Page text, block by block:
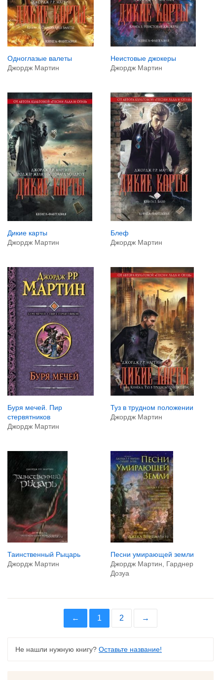
Одноглазые валеты
Джордж Мартин
Неистовые джокеры
Джордж Мартин
Дикие карты
Джордж Мартин
Блеф
Джордж Мартин
Буря мечей. Пир
стервятников
Джордж Мартин
Туз в трудном положении
Джордж Мартин
Таинственный Рыцарь
Джордж Мартин
Песни умирающей земли
Джордж Мартин, Гарднер
Дозуа
← 1 2 →
Не нашли нужную книгу? Оставьте название!